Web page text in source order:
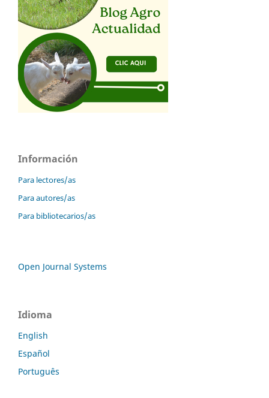
Información
Para lectores/as
Para autores/as
Para bibliotecarios/as
Open Journal Systems
Idioma
English
Español
Português